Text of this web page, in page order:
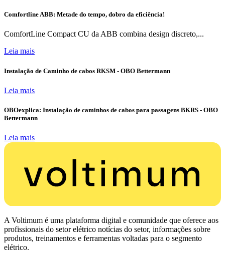
Comfortline ABB: Metade do tempo, dobro da eficiência!
ComfortLine Compact CU da ABB combina design discreto,...
Leia mais
Instalação de Caminho de cabos RKSM - OBO Bettermann
Leia mais
OBOexplica: Instalação de caminhos de cabos para passagens BKRS - OBO
Bettermann
Leia mais
A Voltimum é uma plataforma digital e comunidade que oferece aos
profissionais do setor elétrico notícias do setor, informações sobre
produtos, treinamentos e ferramentas voltadas para o segmento
elétrico.